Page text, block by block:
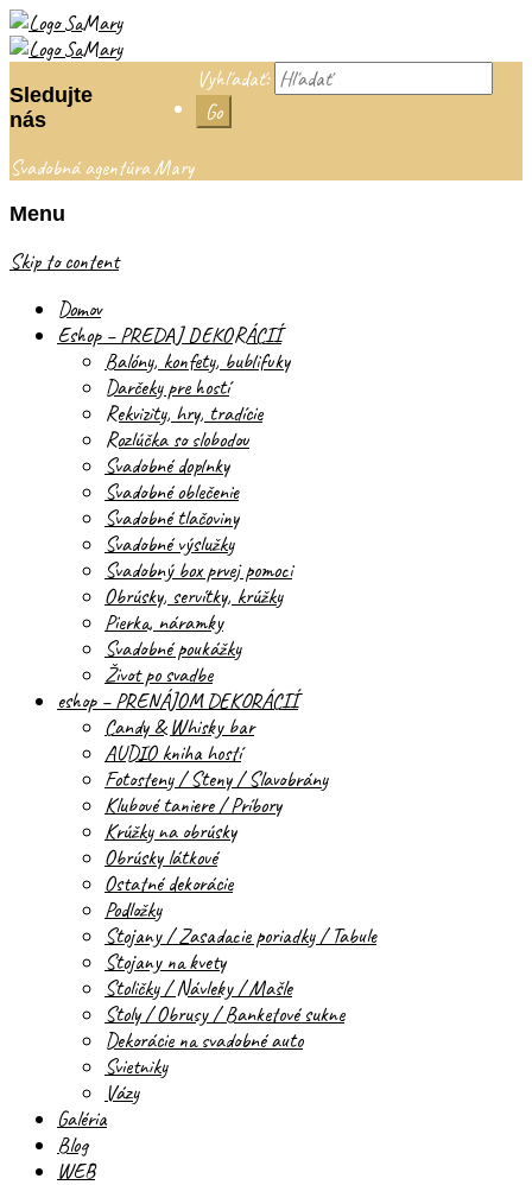
Sledujte
nás
Vyhľadať:
Svadobná agentúra Mary
Menu
Skip to content
Domov
Eshop – PREDAJ DEKORÁCIÍ
Balóny, konfety, bublifuky
Darčeky pre hostí
Rekvizity, hry, tradície
Rozlúčka so slobodou
Svadobné doplnky
Svadobné oblečenie
Svadobné tlačoviny
Svadobné výslužky
Svadobný box prvej pomoci
Obrúsky, servítky, krúžky
Pierka, náramky
Svadobné poukážky
Život po svadbe
eshop – PRENÁJOM DEKORÁCIÍ
Candy & Whisky bar
AUDIO kniha hostí
Fotosteny / Steny / Slavobrány
Klubové taniere / Príbory
Krúžky na obrúsky
Obrúsky látkové
Ostatné dekorácie
Podložky
Stojany / Zasadacie poriadky / Tabule
Stojany na kvety
Stoličky / Návleky / Mašle
Stoly / Obrusy / Banketové sukne
Dekorácie na svadobné auto
Svietniky
Vázy
Galéria
Blog
WEB